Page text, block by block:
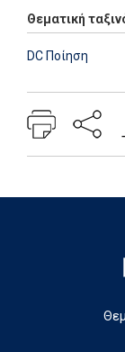
Θεματική
DC Ποίηση